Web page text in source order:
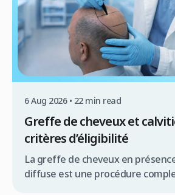
6 Aug 2026 • 22 min read
Greffe de cheveux et
critères d’éligibilité
La greffe de cheveux en
diffuse est une procédure